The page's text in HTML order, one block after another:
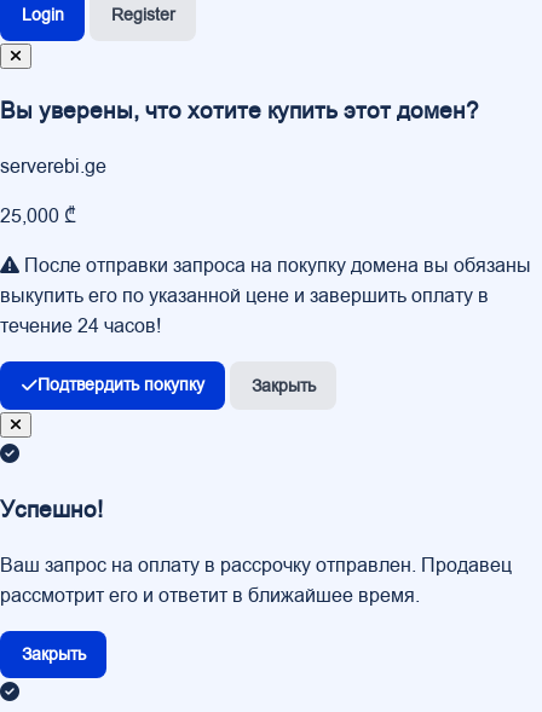
Login Register
Вы уверены, что хотите купить этот домен?
serverebi.ge
25,000 ₾
После отправки запроса на покупку домена вы обязаны
выкупить его по указанной цене и завершить оплату в
течение 24 часов!
Подтвердить покупку Закрыть
Успешно!
Ваш запрос на оплату в рассрочку отправлен. Продавец
рассмотрит его и ответит в ближайшее время.
Закрыть